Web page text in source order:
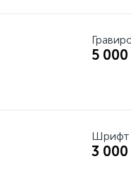
5
Шрифт
3 000